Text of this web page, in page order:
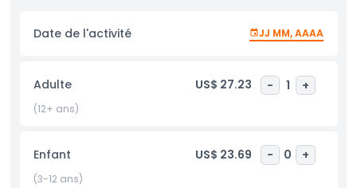
lasting impressions of joy and beauty. Don't miss this
opportunity to enjoy the ultimate winter and floral
Inclus
Politique enfant/adulte
Date de l'activité JJ MM, AAAA
Adulte US$ 27.23 - 1 +
(12+ ans)
Enfant US$ 23.69 - 0 +
(3-12 ans)